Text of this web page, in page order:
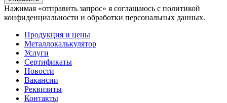
Нажимая «отправить запрос» я соглашаюсь с политикой
конфиденциальности и обработки персональных данных.
Продукция и цены
Металлокалькулятор
Услуги
Сертификаты
Новости
Вакансии
Реквизиты
Контакты